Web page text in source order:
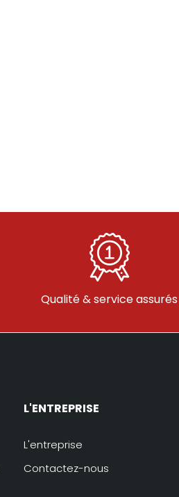
Qualité & service assurés
L'ENTREPRISE
L'entreprise
Contactez-nous